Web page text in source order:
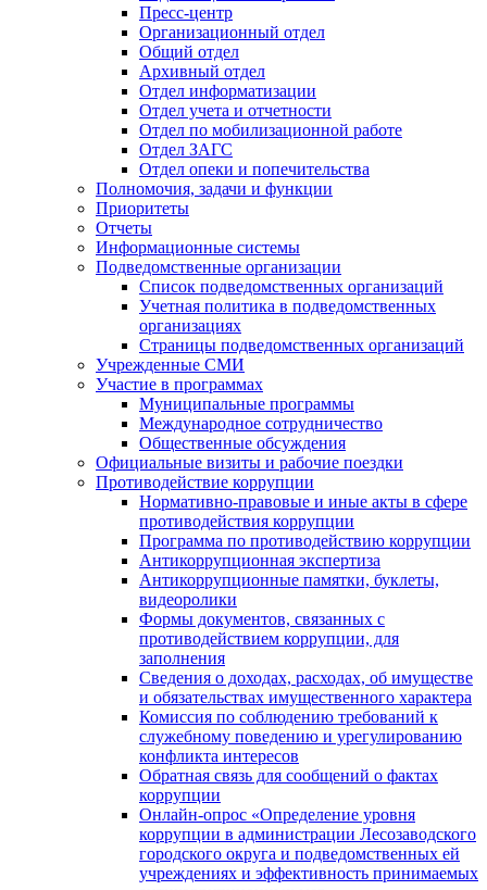
Пресс-центр
Организационный отдел
Общий отдел
Архивный отдел
Отдел информатизации
Отдел учета и отчетности
Отдел по мобилизационной работе
Отдел ЗАГС
Отдел опеки и попечительства
Полномочия, задачи и функции
Приоритеты
Отчеты
Информационные системы
Подведомственные организации
Список подведомственных организаций
Учетная политика в подведомственных
организациях
Страницы подведомственных организаций
Учрежденные СМИ
Участие в программах
Муниципальные программы
Международное сотрудничество
Общественные обсуждения
Официальные визиты и рабочие поездки
Противодействие коррупции
Нормативно-правовые и иные акты в сфере
противодействия коррупции
Программа по противодействию коррупции
Антикоррупционная экспертиза
Антикоррупционные памятки, буклеты,
видеоролики
Формы документов, связанных с
противодействием коррупции, для
заполнения
Сведения о доходах, расходах, об имуществе
и обязательствах имущественного характера
Комиссия по соблюдению требований к
служебному поведению и урегулированию
конфликта интересов
Обратная связь для сообщений о фактах
коррупции
Онлайн-опрос «Определение уровня
коррупции в администрации Лесозаводского
городского округа и подведомственных ей
учреждениях и эффективность принимаемых